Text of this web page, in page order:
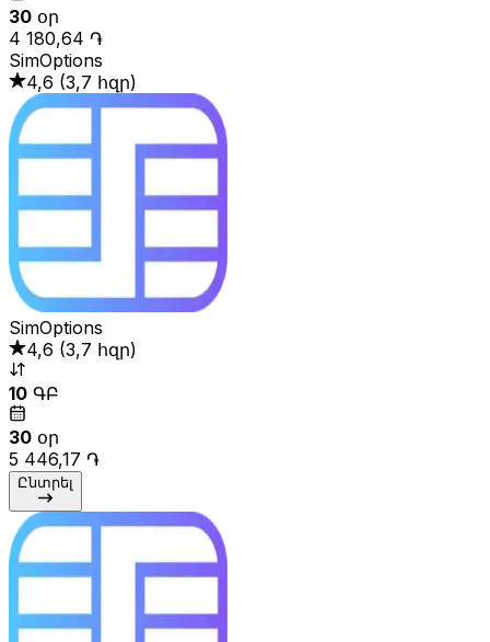
30 օր
4 180,64 ֏
SimOptions
4,6 (3,7 հզր)
SimOptions
4,6 (3,7 հզր)
10 ԳԲ
30 օր
5 446,17 ֏
Ընտրել